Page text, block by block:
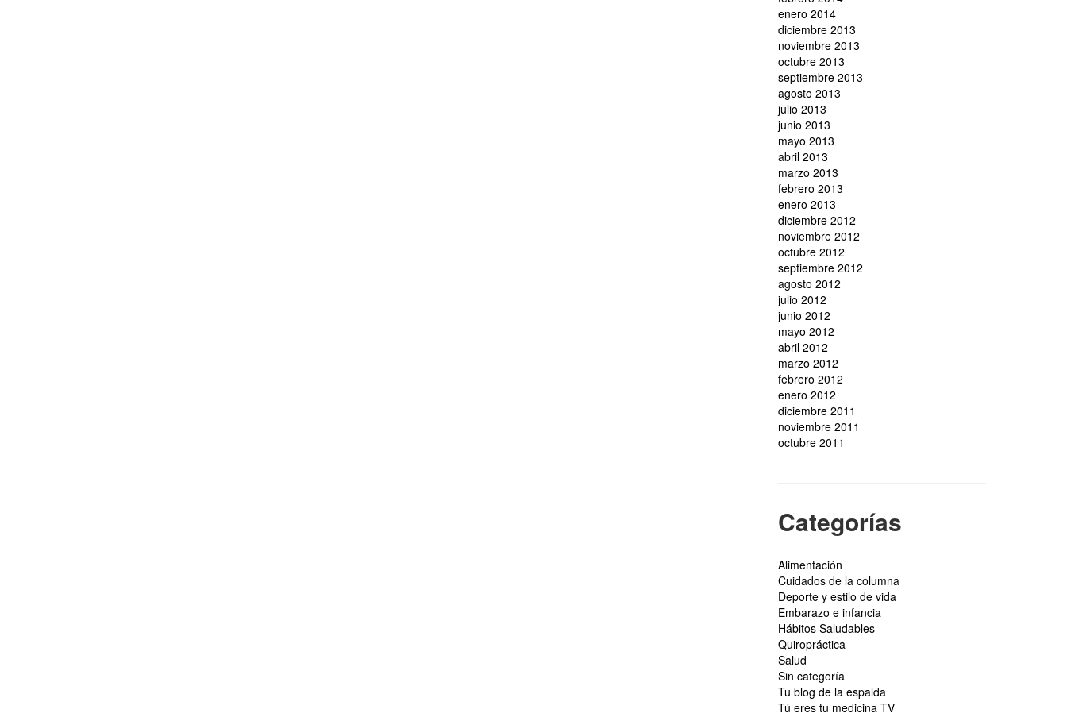
enero 2014
diciembre 2013
noviembre 2013
octubre 2013
septiembre 2013
agosto 2013
julio 2013
junio 2013
mayo 2013
abril 2013
marzo 2013
febrero 2013
enero 2013
diciembre 2012
noviembre 2012
octubre 2012
septiembre 2012
agosto 2012
julio 2012
junio 2012
mayo 2012
abril 2012
marzo 2012
febrero 2012
enero 2012
diciembre 2011
noviembre 2011
octubre 2011
Categorías
Alimentación
Cuidados de la columna
Deporte y estilo de vida
Embarazo e infancia
Hábitos Saludables
Quiropráctica
Salud
Sin categoría
Tu blog de la espalda
Tú eres tu medicina TV